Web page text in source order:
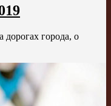
города, о